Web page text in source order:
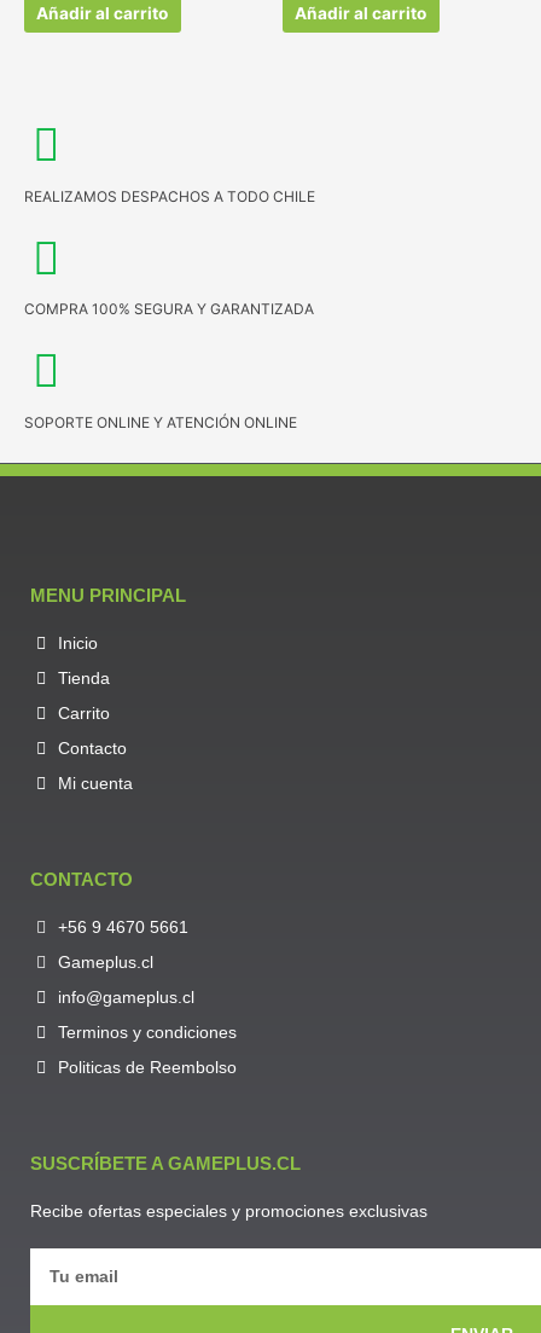
Añadir al carrito Añadir al carrito
REALIZAMOS DESPACHOS A TODO CHILE
COMPRA 100% SEGURA Y GARANTIZADA
SOPORTE ONLINE Y ATENCIÓN ONLINE
MENU PRINCIPAL
Inicio
Tienda
Carrito
Contacto
Mi cuenta
CONTACTO
+56 9 4670 5661
Gameplus.cl
info@gameplus.cl
Terminos y condiciones
Politicas de Reembolso
SUSCRÍBETE A GAMEPLUS.CL
Recibe ofertas especiales y promociones exclusivas